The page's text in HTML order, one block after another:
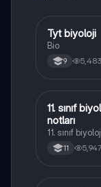
Biyoloji
Tyt biyoloji
Bio
9 5,483
Biyoloji
11. sınıf
notları
11. sınıf
11 5,947